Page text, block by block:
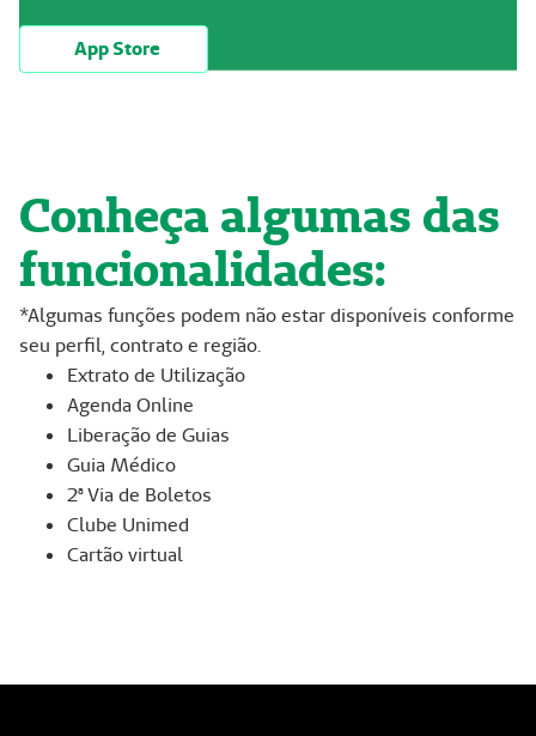
App Store
Conheça algumas das
funcionalidades:
*Algumas funções podem não estar disponíveis conforme
seu perfil, contrato e região.
Extrato de Utilização
Agenda Online
Liberação de Guias
Guia Médico
2ª Via de Boletos
Clube Unimed
Cartão virtual